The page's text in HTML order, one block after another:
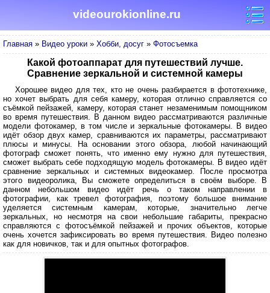
videourokionline.ru
Главная » Видео уроки » Хобби, досуг » Фотосъемка
Какой фотоаппарат для путешествий лучше.
Сравнение зеркальной и системной камеры
Хорошее видео для тех, кто не очень разбирается в фототехнике,
но хочет выбрать для себя камеру, которая отлично справляется со
съёмкой пейзажей, камеру, которая станет незаменимым помощником
во время путешествия. В данном видео рассматриваются различные
модели фотокамер, в том числе и зеркальные фотокамеры. В видео
идёт обзор двух камер, сравниваются их параметры, рассматривают
плюсы и минусы. На основании этого обзора, любой начинающий
фотограф сможет понять, что именно ему нужно для путешествия,
сможет выбрать себе подходящую модель фотокамеры. В видео идёт
сравнение зеркальных и системных видеокамер. После просмотра
этого видеоролика, Вы сможете определиться в своём выборе. В
данном небольшом видео идёт речь о таком направлении в
фотографии, как тревел фотография, поэтому большое внимание
уделяется системным камерам, которые, значительно легче
зеркальных, но несмотря на свои небольшие габариты, прекрасно
справляются с фотосъёмкой пейзажей и прочих объектов, которые
очень хочется зафиксировать во время путешествия. Видео полезно
как для новичков, так и для опытных фотографов.